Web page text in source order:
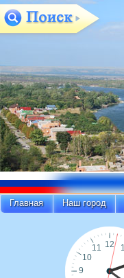
Главная Наш город